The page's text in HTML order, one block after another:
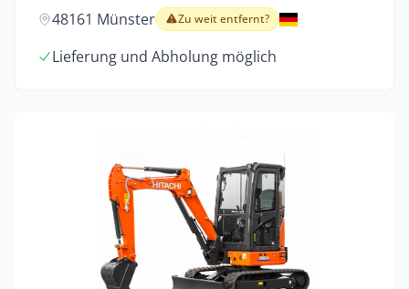
48161 Münster Zu weit entfernt?
Lieferung und Abholung möglich